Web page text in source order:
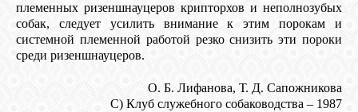
племенных ризеншнауцеров крипторхов и неполнозубых
собак, следует усилить внимание к этим порокам и
системной племенной работой резко снизить эти пороки
среди ризеншнауцеров.
О. Б. Лифанова, Т. Д. Сапожникова
C) Клуб служебного собаководства – 1987